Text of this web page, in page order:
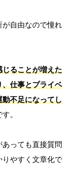
自由なので憧れ
ることが増えた
仕事とプライベ
不足になってし
。
っても直接質問
やすく文章化で